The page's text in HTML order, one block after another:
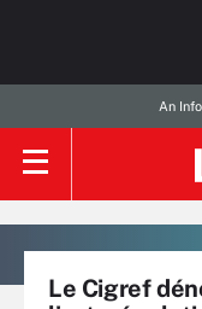
An
Le Cigref